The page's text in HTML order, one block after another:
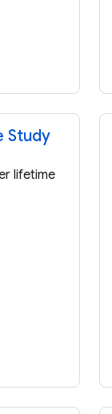
Study
lifetime